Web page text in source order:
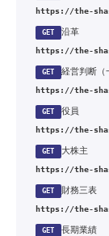
https://the-
GET 沿革
https://the-
GET 経営判断（
https://the-
GET 役員
https://the-
GET 大株主
https://the-
GET 財務三表
https://the-
GET 長期業績